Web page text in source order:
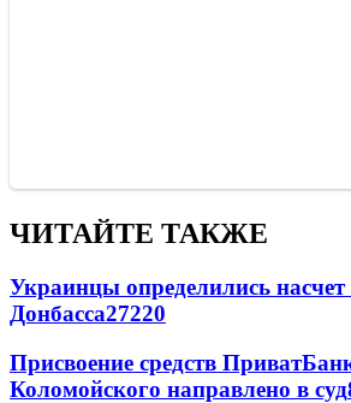
ЧИТАЙТЕ ТАКЖЕ
Украинцы определились
Донбасса27220
Присвоение средств
Коломойского направлено в суд